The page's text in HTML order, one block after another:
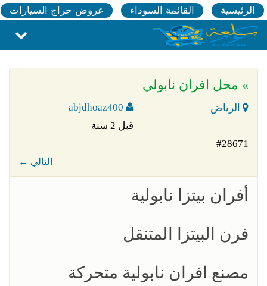
الرئيسية القائمة السوداء عروض حراج السيارات
» محل افران نابولي
الرياض
قبل 2 سنة
#28671
← التالي
أفران بيتزا نابولية
فرن البيتزا المتنقل
مصنع افران نابولية متحركة